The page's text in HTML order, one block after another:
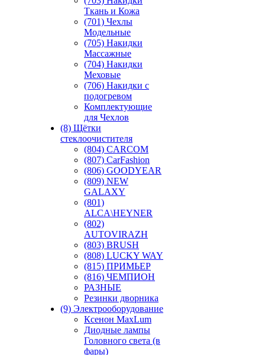
Ткань и Кожа
(701) Чехлы
Модельные
(705) Накидки
Массажные
(704) Накидки
Меховые
(706) Накидки с
подогревом
Комплектующие
для Чехлов
(8) Щётки
стеклоочистителя
(804) CARCOM
(807) CarFashion
(806) GOODYEAR
(809) NEW
GALAXY
(801)
ALCA\HEYNER
(802)
AUTOVIRAZH
(803) BRUSH
(808) LUCKY WAY
(815) ПРИМЬЕР
(816) ЧЕМПИОН
РАЗНЫЕ
Резинки дворника
(9) Электрооборудование
Ксенон MaxLum
Диодные лампы
Головного света (в
фары)